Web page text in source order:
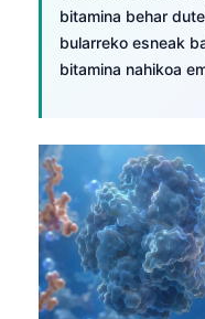
bitamina behar
bularreko esneak
bitamina nahikoa
فارسی
Български
Dansk
Nederlands
हिन्दी
Íslenska
Српски језик